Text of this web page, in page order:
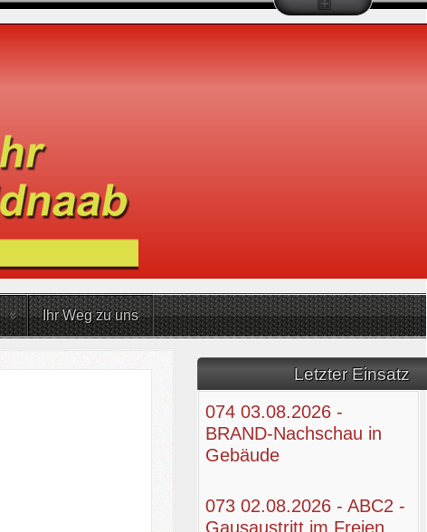
Ihr Weg zu uns
Letzter Einsatz
074 03.08.2026 -
BRAND-Nachschau in
Gebäude
073 02.08.2026 - ABC2 -
Gausaustritt im Freien